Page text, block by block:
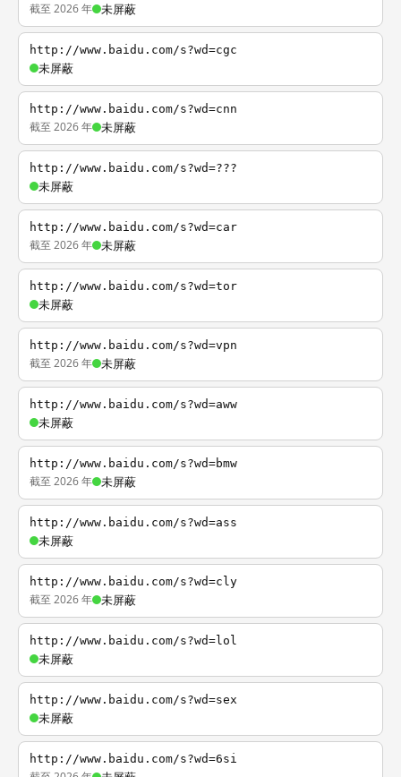
截至 2026 年 未屏蔽
http://www.baidu.com/s?wd=cgc
未屏蔽
http://www.baidu.com/s?wd=cnn
截至 2026 年 未屏蔽
http://www.baidu.com/s?wd=???
未屏蔽
http://www.baidu.com/s?wd=car
截至 2026 年 未屏蔽
http://www.baidu.com/s?wd=tor
未屏蔽
http://www.baidu.com/s?wd=vpn
截至 2026 年 未屏蔽
http://www.baidu.com/s?wd=aww
未屏蔽
http://www.baidu.com/s?wd=bmw
截至 2026 年 未屏蔽
http://www.baidu.com/s?wd=ass
未屏蔽
http://www.baidu.com/s?wd=cly
截至 2026 年 未屏蔽
http://www.baidu.com/s?wd=lol
未屏蔽
http://www.baidu.com/s?wd=sex
未屏蔽
http://www.baidu.com/s?wd=6si